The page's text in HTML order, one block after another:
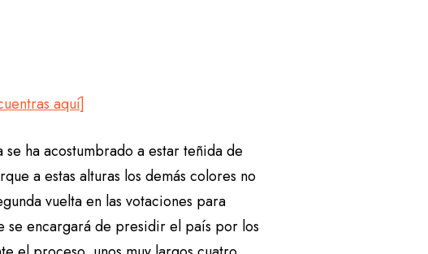
aquí]
ha acostumbrado a estar teñida de
a estas alturas los demás colores no
vuelta en las votaciones para
se encargará de presidir el país por los